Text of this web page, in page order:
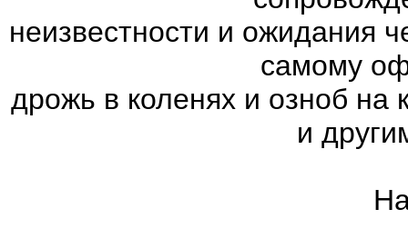
неизвестности и ожидания
самому
дрожь в коленях и озноб на
и